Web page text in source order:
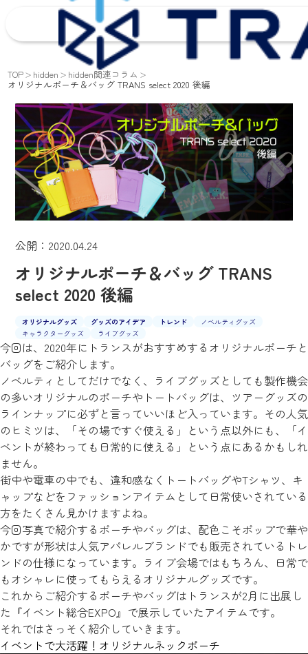
TOP hidden hidden関連コラム
オリジナルポーチ＆バッグ TRANS select 2020 後編
公開：2020.04.24
オリジナルポーチ＆バッグ TRANS
select 2020 後編
オリジナルグッズ グッズのアイデア トレンド
ノベルティグッズ
キャラクターグッズ
ライブグッズ
今回は、2020年にトランスがおすすめするオリジナルポーチと
バッグをご紹介します。
ノベルティとしてだけでなく、ライブグッズとしても製作機会
の多いオリジナルのポーチやトートバッグは、ツアーグッズの
ラインナップに必ずと言っていいほど入っています。その人気
のヒミツは、「その場ですぐ使える」という点以外にも、「イ
ベントが終わっても日常的に使える」という点にあるかもしれ
ません。
街中や電車の中でも、違和感なくトートバッグやTシャツ、キ
ャップなどをファッションアイテムとして日常使いされている
方をたくさん見かけますよね。
今回写真で紹介するポーチやバッグは、配色こそポップで華や
かですが形状は人気アパレルブランドでも販売されているトレ
ンドの仕様になっています。ライブ会場ではもちろん、日常で
もオシャレに使ってもらえるオリジナルグッズです。
これからご紹介するポーチやバッグはトランスが2月に出展し
た『イベント総合EXPO』で展示していたアイテムです。
それではさっそく紹介していきます。
イベントで大活躍！オリジナルネックポーチ